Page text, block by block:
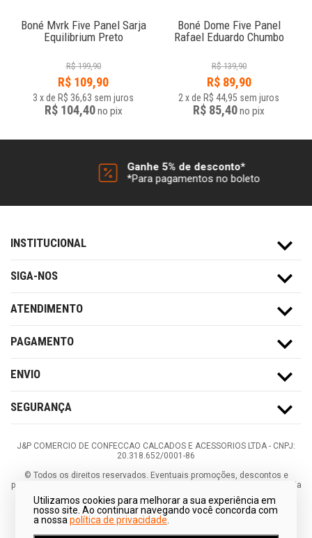
Boné Mvrk Five Panel Sarja
Equilibrium Preto
R$ 199,90
R$ 109,90
3 xde R$ 36,63 sem juros
R$ 104,40no pix
Boné Dome Five Panel
Rafael Eduardo Chumbo
R$ 139,90
R$ 89,90
2 xde R$ 44,95 sem juros
R$ 85,40no pix
Ganhe 5% de desconto*
*Para pagamentos no boleto
INSTITUCIONAL
SIGA-NOS
ATENDIMENTO
PAGAMENTO
ENVIO
SEGURANÇA
J&P COMERCIO DE CONFECCAO CALCADOS E ACESSORIOS LTDA - CNPJ:
20.318.652/0001-86
© Todos os direitos reservados. Eventuais promoções, descontos e
prazos de pagamento expostos aqui são válidos apenas para compras via
internet. As fotos, textos e layout aqui veiculados são de propriedade da
Loja. É proibida a utilização total ou parcial sem nossa autorização.
Utilizamos cookies para melhorar a sua experiência em
nosso site. Ao continuar navegando você concorda com
a nossa política de privacidade